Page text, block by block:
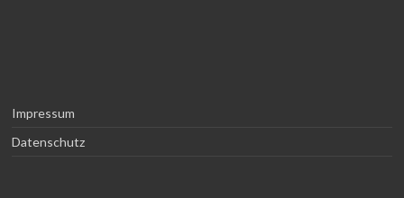
Impressum
Datenschutz